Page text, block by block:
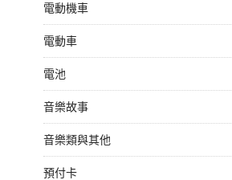
電動機車
電動車
電池
音樂故事
音樂類與其他
預付卡